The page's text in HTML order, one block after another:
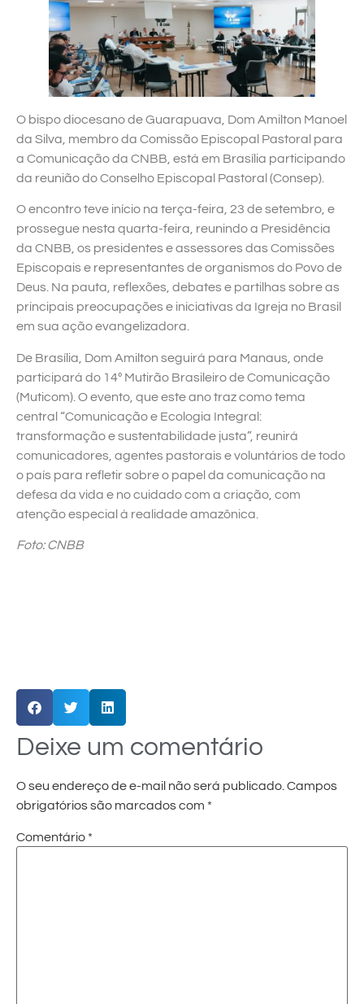
O bispo diocesano de Guarapuava, Dom Amilton Manoel
da Silva, membro da Comissão Episcopal Pastoral para
a Comunicação da CNBB, está em Brasília participando
da reunião do Conselho Episcopal Pastoral (Consep).
O encontro teve início na terça-feira, 23 de setembro, e
prossegue nesta quarta-feira, reunindo a Presidência
da CNBB, os presidentes e assessores das Comissões
Episcopais e representantes de organismos do Povo de
Deus. Na pauta, reflexões, debates e partilhas sobre as
principais preocupações e iniciativas da Igreja no Brasil
em sua ação evangelizadora.
De Brasília, Dom Amilton seguirá para Manaus, onde
participará do 14º Mutirão Brasileiro de Comunicação
(Muticom). O evento, que este ano traz como tema
central “Comunicação e Ecologia Integral:
transformação e sustentabilidade justa”, reunirá
comunicadores, agentes pastorais e voluntários de todo
o país para refletir sobre o papel da comunicação na
defesa da vida e no cuidado com a criação, com
atenção especial à realidade amazônica.
Foto: CNBB
Deixe um comentário
O seu endereço de e-mail não será publicado. Campos
obrigatórios são marcados com *
Comentário *